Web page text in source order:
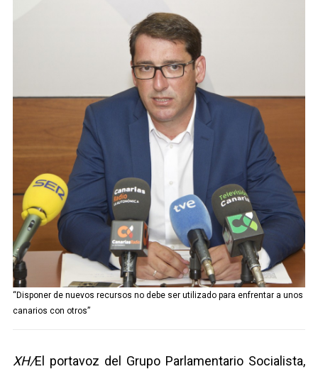
“Disponer de nuevos recursos no debe ser utilizado para enfrentar a unos
canarios con otros”
XH/El portavoz del Grupo Parlamentario Socialista,